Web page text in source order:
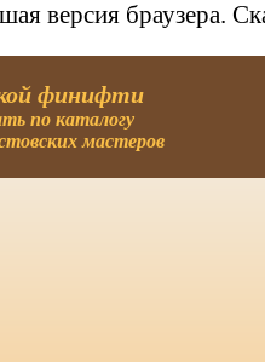
версия браузера.
финифти
по каталогу
мастеров